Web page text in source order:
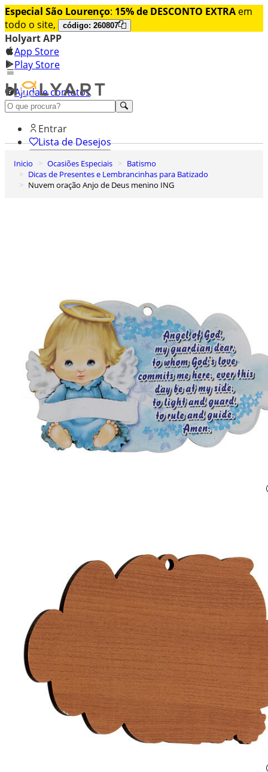
Especial São Lourenço: 15% de DESCONTO EXTRA em
todo o site,
código: 260807
Holyart APP
App Store
Play Store
Ajuda e contatos
Conheça premium
Entrar
Lista de Desejos
0
Carrinho de Compras
Inicio Ocasiões Especiais
Batismo
Dicas de Presentes e Lembrancinhas para Batizado
Nuvem oração Anjo de Deus menino ING